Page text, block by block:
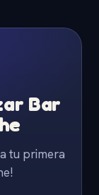
Bar
tu primera